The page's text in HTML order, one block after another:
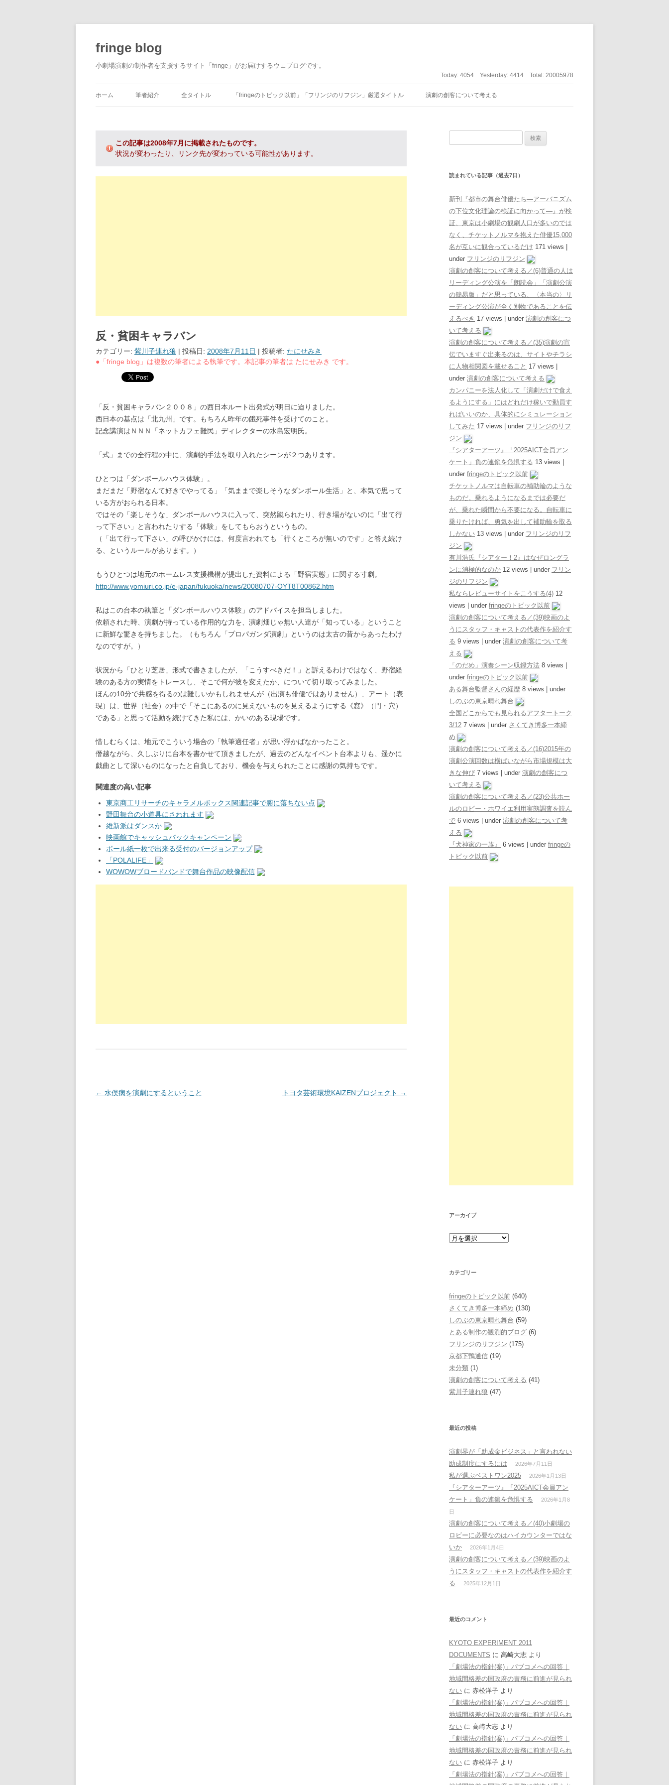
fringe blog
小劇場演劇の制作者を支援するサイト「fringe」がお届けするウェブログです。
Today: 4054 Yesterday: 4414 Total: 20005978
ホーム 筆者紹介 全タイトル 「fringeのトピック以前」「フリンジのリフジン」厳選タイトル 演劇の創客について考える
この記事は2008年7月に掲載されたものです。
状況が変わったり、リンク先が変わっている可能性があります。
反・貧困キャラバン
カテゴリー: 紫川子連れ狼 | 投稿日: 2008年7月11日 | 投稿者: たにせみき
●「fringe blog」は複数の筆者による執筆です。本記事の筆者は たにせみき です。
「反・貧困キャラバン２００８」の西日本ルート出発式が明日に迫りました。
西日本の基点は「北九州」です。もちろん昨年の餓死事件を受けてのこと。
記念講演はＮＮＮ「ネットカフェ難民」ディレクターの水島宏明氏。
「式」までの全行程の中に、演劇的手法を取り入れたシーンが２つあります。
ひとつは「ダンボールハウス体験」。
まだまだ「野宿なんて好きでやってる」「気ままで楽しそうなダンボール生活」と、本気で思って
いる方がおられる日本。
ではその「楽しそうな」ダンボールハウスに入って、突然蹴られたり、行き場がないのに「出て行
って下さい」と言われたりする「体験」をしてもらおうというもの。
（「出て行って下さい」の呼びかけには、何度言われても「行くところが無いのです」と答え続け
る、というルールがあります。）
もうひとつは地元のホームレス支援機構が提出した資料による「野宿実態」に関する寸劇。
http://www.yomiuri.co.jp/e-japan/fukuoka/news/20080707-OYT8T00862.htm
私はこの台本の執筆と「ダンボールハウス体験」のアドバイスを担当しました。
依頼された時、演劇が持っている作用的な力を、演劇畑じゃ無い人達が「知っている」ということ
に新鮮な驚きを持ちました。（もちろん「プロパガンダ演劇」というのは太古の昔からあったわけ
なのですが。）
状況から「ひとり芝居」形式で書きましたが、「こうすべきだ！」と訴えるわけではなく、野宿経
験のある方の実情をトレースし、そこで何が彼を変えたか、について切り取ってみました。
ほんの10分で共感を得るのは難しいかもしれませんが（出演も俳優ではありません）、アート（表
現）は、世界（社会）の中で「そこにあるのに見えないものを見えるようにする《窓》（門・穴）
である」と思って活動を続けてきた私には、かいのある現場です。
惜しむらくは、地元でこういう場合の「執筆適任者」が思い浮かばなかったこと。
僭越ながら、久しぶりに台本を書かせて頂きましたが、過去のどんなイベント台本よりも、遥かに
戯曲として深いものになったと自負しており、機会を与えられたことに感謝の気持ちです。
関連度の高い記事
東京商工リサーチのキャラメルボックス関連記事で腑に落ちない点
野田舞台の小道具にさわれます
維新派はダンスか
映画館でキャッシュバックキャンペーン
ボール紙一枚で出来る受付のバージョンアップ
「POLALIFE」
WOWOWブロードバンドで舞台作品の映像配信
投稿ナビゲーション
← 水俣病を演劇にするということ トヨタ芸術環境KAIZENプロジェクト →
読まれている記事（過去7日）
新刊『都市の舞台俳優たち―アーバニズム
の下位文化理論の検証に向かって―』が検
証、東京は小劇場の観劇人口が多いのでは
なく、チケットノルマを抱えた俳優15,000
名が互いに観合っているだけ 171 views
under フリンジのリフジン
演劇の創客について考える／(6)普通の人は
リーディング公演を「朗読会」「演劇公演
の簡易版」だと思っている、〈本当の〉リ
ーディング公演が全く別物であることを伝
えるべき 17 views under 演劇の創客につ
いて考える
演劇の創客について考える／(35)演劇の宣
伝でいますぐ出来るのは、サイトやチラシ
に人物相関図を載せること 17 views
under 演劇の創客について考える
カンパニーを法人化して「演劇だけで食え
るようにする」にはどれだけ稼いで動員す
ればいいのか、具体的にシミュレーション
してみた 17 views under フリンジのリフ
ジン
『シアターアーツ』「2025AICT会員アン
ケート」負の連鎖を危惧する 13 views
under fringeのトピック以前
チケットノルマは自転車の補助輪のような
ものだ。乗れるようになるまでは必要だ
が、乗れた瞬間から不要になる。自転車に
乗りたければ、勇気を出して補助輪を取る
しかない 13 views under フリンジのリフ
ジン
有川浩氏『シアター！2』はなぜロングラ
ンに消極的なのか 12 views under フリン
ジのリフジン
私ならレビューサイトをこうする(4) 12
views
under fringeのトピック以前
演劇の創客について考える／(39)映画のよ
うにスタッフ・キャストの代表作を紹介す
る 9 views under 演劇の創客について考
える
「のだめ」演奏シーン収録方法 8 views
under fringeのトピック以前
ある舞台監督さんの経歴 8 views
under
しのぶの東京晴れ舞台
全国どこからでも見られるアフタートーク
3/12 7 views under さくてき博多一本締
め
演劇の創客について考える／(16)2015年の
演劇公演回数は横ばいながら市場規模は大
きな伸び 7 views under 演劇の創客につ
いて考える
演劇の創客について考える／(23)公共ホー
ルのロビー・ホワイエ利用実態調査を読ん
で 6 views under 演劇の創客について考
える
『犬神家の一族』
6 views under fringeの
トピック以前
アーカイブ
カテゴリー
fringeのトピック以前 (640)
さくてき博多一本締め (130)
しのぶの東京晴れ舞台 (59)
とある制作の観測的ブログ (6)
フリンジのリフジン (175)
京都下鴨通信 (19)
未分類 (1)
演劇の創客について考える (41)
紫川子連れ狼 (47)
最近の投稿
演劇界が「助成金ビジネス」と言われない
助成制度にするには
2026年7月11日
私が選ぶベストワン2025 2026年1月13日
『シアターアーツ』「2025AICT会員アン
ケート」負の連鎖を危惧する
2026年1月8
日
演劇の創客について考える／(40)小劇場の
ロビーに必要なのはハイカウンターではな
いか
2026年1月4日
演劇の創客について考える／(39)映画のよ
うにスタッフ・キャストの代表作を紹介す
る
2025年12月1日
最近のコメント
KYOTO EXPERIMENT 2011
DOCUMENTS に 高崎大志 より
「劇場法の指針(案)」パブコメへの回答｜
地域間格差の国政府の責務に前進が見られ
ない に 赤松洋子 より
「劇場法の指針(案)」パブコメへの回答｜
地域間格差の国政府の責務に前進が見られ
ない に 高崎大志 より
「劇場法の指針(案)」パブコメへの回答｜
地域間格差の国政府の責務に前進が見られ
ない に 赤松洋子 より
「劇場法の指針(案)」パブコメへの回答｜